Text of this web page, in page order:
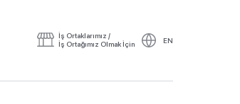
İş Ortaklarımız /
İş Ortağımız Olmak İçin
EN